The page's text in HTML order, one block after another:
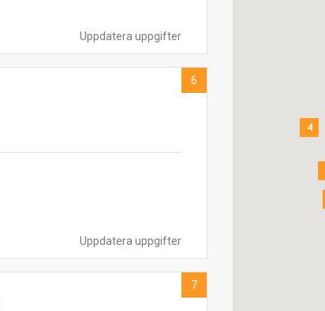
Uppdatera uppgifter
Uppdatera uppgifter
6
7
4